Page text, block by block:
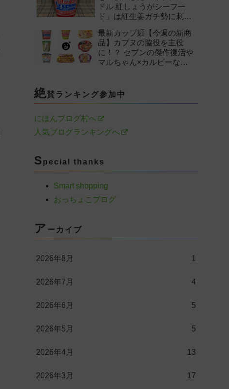
ドル 紅しょうがシーフー
ド」は紅生姜ガチ勢に刺さ
最新カップ麺【今週の新商
品】カプヌの脇役を主役
に！？ セブンの傑作復活や
マルちゃん×カルビーなど
絶賛ランキング参加中
にほんブログ村へ
人気ブログランキングへ
S pecial thanks
Smart shopping
おっちょこブログ
ア ーカイブ
2026年8月 1
2026年7月 4
2026年6月 5
2026年5月 5
2026年4月 13
2026年3月 17